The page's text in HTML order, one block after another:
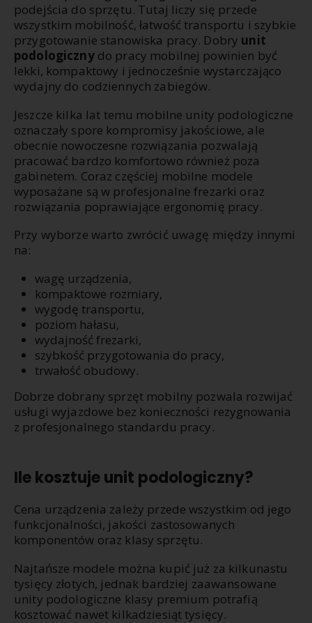
podejścia do sprzętu. Tutaj liczy się przede
wszystkim mobilność, łatwość transportu i szybkie
przygotowanie stanowiska pracy. Dobry unit
podologicznydo pracy mobilnej powinien być
lekki, kompaktowy i jednocześnie wystarczająco
wydajny do codziennych zabiegów.
Jeszcze kilka lat temu mobilne unity podologiczne
oznaczały spore kompromisy jakościowe, ale
obecnie nowoczesne rozwiązania pozwalają
pracować bardzo komfortowo również poza
gabinetem. Coraz częściej mobilne modele
wyposażane są w profesjonalne frezarki oraz
rozwiązania poprawiające ergonomię pracy.
Przy wyborze warto zwrócić uwagę między innymi
na:
wagę urządzenia,
kompaktowe rozmiary,
wygodę transportu,
poziom hałasu,
wydajność frezarki,
szybkość przygotowania do pracy,
trwałość obudowy.
Dobrze dobrany sprzęt mobilny pozwala rozwijać
usługi wyjazdowe bez konieczności rezygnowania
z profesjonalnego standardu pracy.
Ile kosztuje unit podologiczny?
Cena urządzenia zależy przede wszystkim od jego
funkcjonalności, jakości zastosowanych
komponentów oraz klasy sprzętu.
Najtańsze modele można kupić już za kilkunastu
tysięcy złotych, jednak bardziej zaawansowane
unity podologiczne klasy premium potrafią
kosztować nawet kilkadziesiąt tysięcy.